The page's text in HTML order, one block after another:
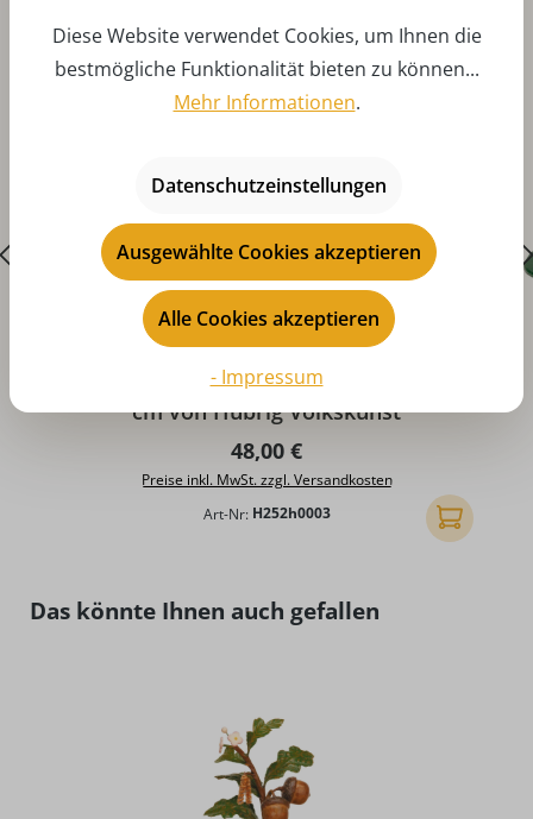
Sommerwiese für Blumenkinder, 47,5 x 30
cm von Hubrig Volkskunst
Regulärer Preis:
48,00 €
Preise inkl. MwSt. zzgl. Versandkosten
Art-Nr: H252h0003 In den
Produktgalerie überspringen
Das könnte Ihnen auch gefallen
Diese Website verwendet Cookies, um Ihnen die
bestmögliche Funktionalität bieten zu können...
Mehr Informationen.
Datenschutzeinstellungen
Ausgewählte Cookies akzeptieren
Alle Cookies akzeptieren
- Impressum